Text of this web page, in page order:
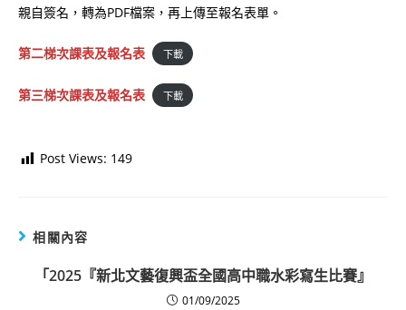
親自簽名，轉為PDF檔案，再上傳至報名表單。
第二梯次課表及報名表 下載
第三梯次課表及報名表 下載
Post Views: 149
相關內容
「2025『新北文藝復興盃全國高中職水彩寫生比賽』
01/09/2025